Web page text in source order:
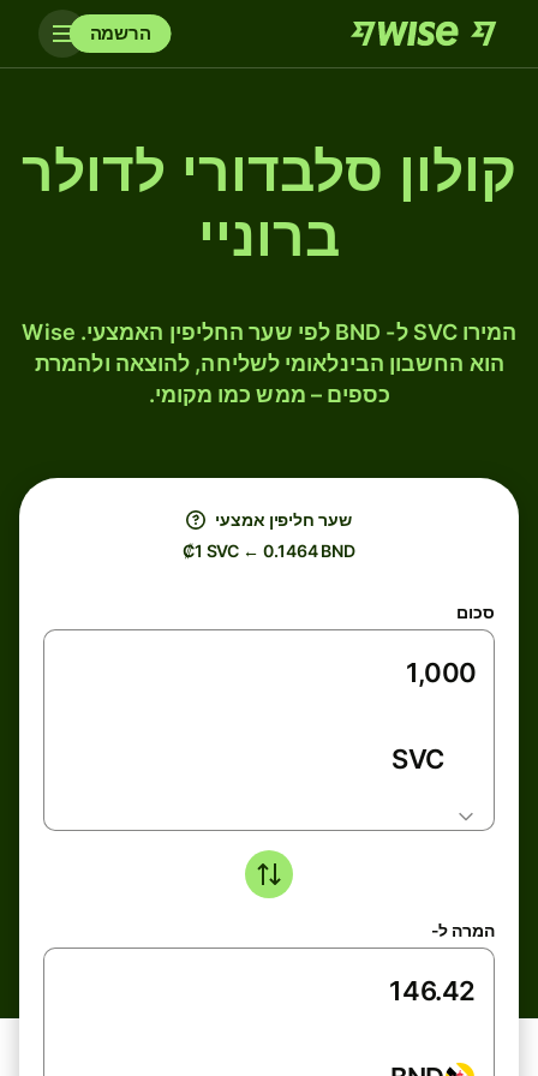
הרשמה
קולון סלבדורי לדולר
ברוניי
המירו SVC ל- BND לפי שער החליפין האמצעי. Wise
הוא החשבון הבינלאומי לשליחה, להוצאה ולהמרת
כספים – ממש כמו מקומי.
שער חליפין אמצעי
₡1 SVC ← 0.1464 BND
סכום
SVC
המרה ל-